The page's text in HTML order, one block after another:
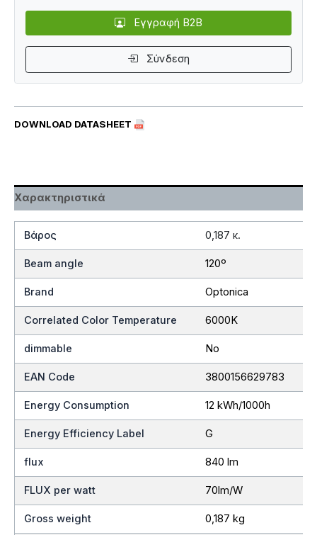
DOWNLOAD DATASHEET
Εγγραφή B2B
Σύνδεση
Χαρακτηριστικά
Βάρος 0,187 κ.
Beam angle 120º
Brand Optonica
Correlated Color Temperature 6000K
dimmable No
EAN Code 3800156629783
Energy Consumption 12 kWh/1000h
Energy Efficiency Label G
flux 840 lm
FLUX per watt 70lm/W
Gross weight 0,187 kg